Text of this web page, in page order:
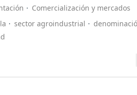
Comercialización y mercados
sector agroindustrial